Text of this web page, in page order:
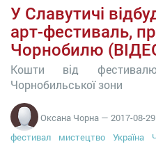
У Славутичі
арт-фестиваль,
Чорнобилю
Кошти від
Чорнобильської зони
Оксана Чорна — 2017-08-29
фестивал
мистецтво Україна